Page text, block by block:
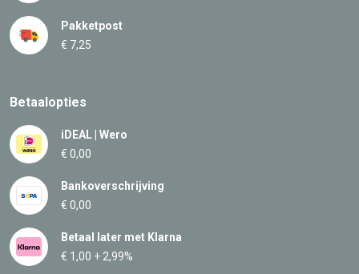
Pakketpost
€ 7,25
Betaalopties
iDEAL | Wero
€ 0,00
Bankoverschrijving
€ 0,00
Betaal later met Klarna
€ 1,00 + 2,99%